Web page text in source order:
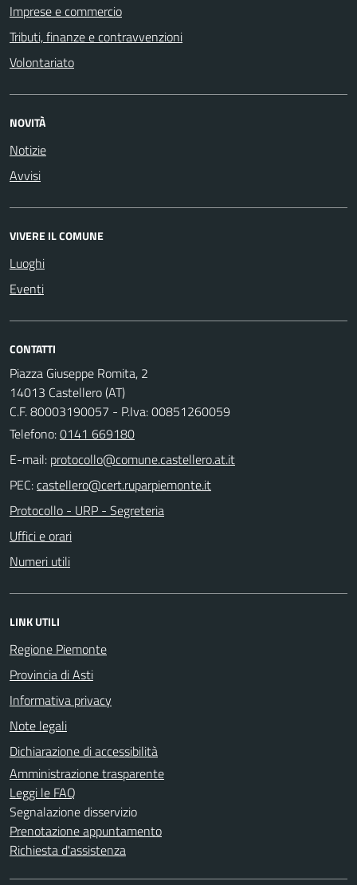
Imprese e commercio
Tributi, finanze e contravvenzioni
Volontariato
NOVITÀ
Notizie
Avvisi
VIVERE IL COMUNE
Luoghi
Eventi
CONTATTI
Piazza Giuseppe Romita, 2
14013 Castellero (AT)
C.F. 80003190057 - P.Iva: 00851260059
Telefono:0141 669180
E-mail:
PEC:
Protocollo - URP - Segreteria
Uffici e orari
Numeri utili
LINK UTILI
Regione Piemonte
Provincia di Asti
Informativa privacy
Note legali
Dichiarazione di accessibilità
Amministrazione trasparente
Leggi le FAQ
Segnalazione disservizio
Prenotazione appuntamento
Richiesta d'assistenza